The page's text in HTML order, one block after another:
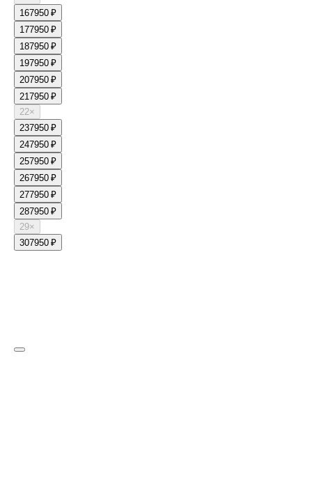
167950 ₽
177950 ₽
187950 ₽
197950 ₽
207950 ₽
217950 ₽
22×
237950 ₽
247950 ₽
257950 ₽
267950 ₽
277950 ₽
287950 ₽
29×
307950 ₽